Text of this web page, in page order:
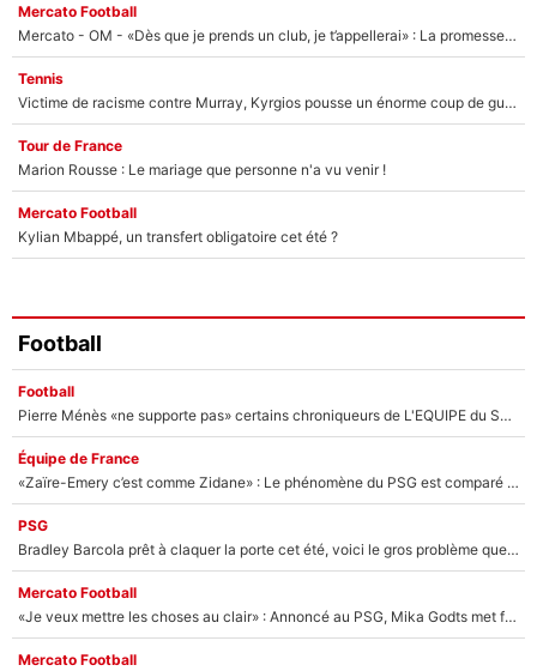
Mercato Football
Mercato - OM - «Dès que je prends un club, je t’appellerai» : La promesse de Marcelino au moment de claquer la porte
Tennis
Victime de racisme contre Murray, Kyrgios pousse un énorme coup de gueule !
Tour de France
Marion Rousse : Le mariage que personne n'a vu venir !
Mercato Football
Kylian Mbappé, un transfert obligatoire cet été ?
Football
Football
Pierre Ménès «ne supporte pas» certains chroniqueurs de L'EQUIPE du Soir : Ils vont tous partir !
Équipe de France
«Zaïre-Emery c’est comme Zidane» : Le phénomène du PSG est comparé à son nouveau sélectionneur... et ils vont se retrouver en Bleus !
PSG
Bradley Barcola prêt à claquer la porte cet été, voici le gros problème que peut rencontrer Luis Enrique avec ses attaquants au PSG !
Mercato Football
«Je veux mettre les choses au clair» : Annoncé au PSG, Mika Godts met fin au suspense et éteint la polémique sur son transfert !
Mercato Football